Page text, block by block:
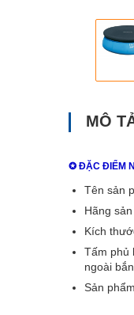
MÔ
✪ ĐẶC ĐIỂM
Tên sản
Hãng
Kích
Tấm phủ
ngoài
Sản